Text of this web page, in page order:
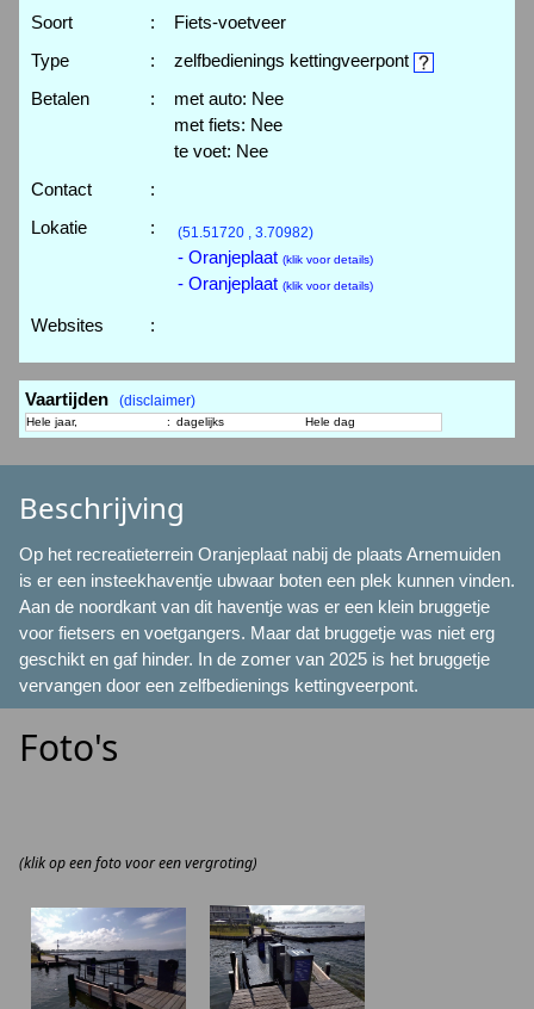
Soort
:
Fiets-voetveer
Type
:
zelfbedienings kettingveerpont
Betalen
:
met auto: Nee
met fiets: Nee
te voet: Nee
Contact
:
Lokatie
: (51.51720 , 3.70982)
- Oranjeplaat (klik voor details)
- Oranjeplaat (klik voor details)
Websites :
Vaartijden (disclaimer)
Hele jaar, : dagelijks Hele dag
Beschrijving
Op het recreatieterrein Oranjeplaat nabij de plaats Arnemuiden
is er een insteekhaventje ubwaar boten een plek kunnen vinden.
Aan de noordkant van dit haventje was er een klein bruggetje
voor fietsers en voetgangers. Maar dat bruggetje was niet erg
geschikt en gaf hinder. In de zomer van 2025 is het bruggetje
vervangen door een zelfbedienings kettingveerpont.
Foto's
(klik op een foto voor een vergroting)